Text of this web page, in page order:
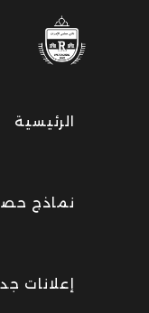
الرئيسية
نماذج
إعلانات